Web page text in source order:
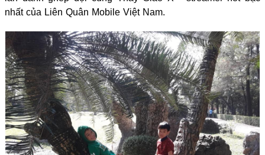
nhất của Liên Quân Mobile Việt Nam.